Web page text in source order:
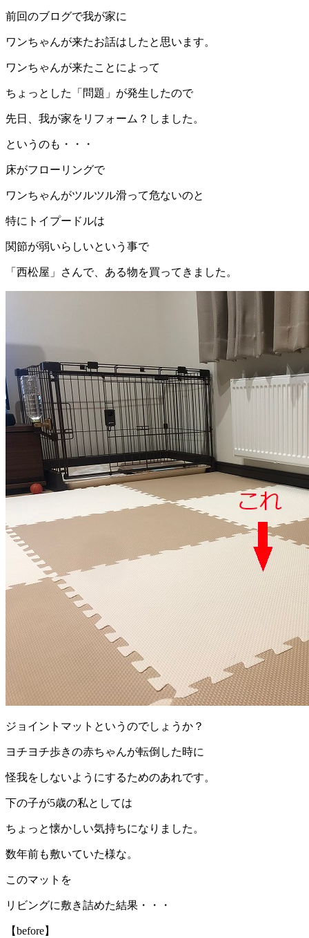
前回のブログで我が家に
ワンちゃんが来たお話はしたと思います。
ワンちゃんが来たことによって
ちょっとした「問題」が発生したので
先日、我が家をリフォーム？しました。
というのも・・・
床がフローリングで
ワンちゃんがツルツル滑って危ないのと
特にトイプードルは
関節が弱いらしいという事で
「西松屋」さんで、ある物を買ってきました。
ジョイントマットというのでしょうか？
ヨチヨチ歩きの赤ちゃんが転倒した時に
怪我をしないようにするためのあれです。
下の子が5歳の私としては
ちょっと懐かしい気持ちになりました。
数年前も敷いていた様な。
このマットを
リビングに敷き詰めた結果・・・
【before】